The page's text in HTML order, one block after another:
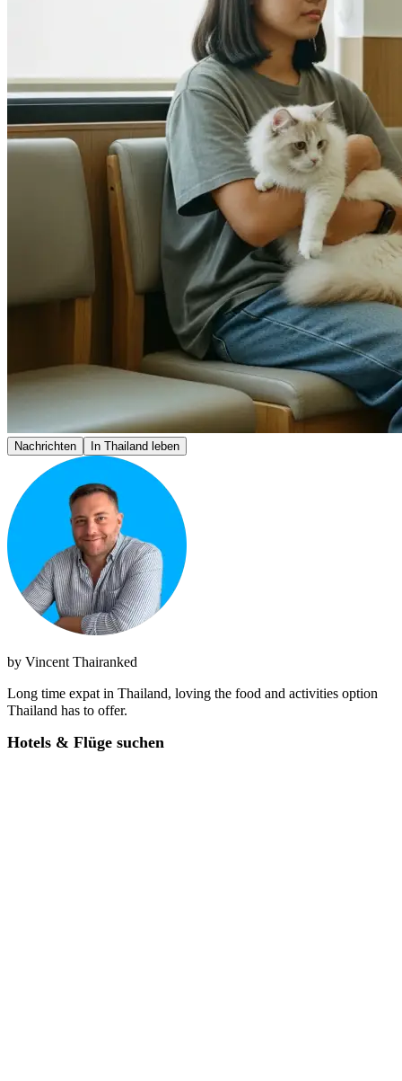
Nachrichten In Thailand leben
by Vincent Thairanked
Long time expat in Thailand, loving the food and activities option
Thailand has to offer.
Hotels & Flüge suchen